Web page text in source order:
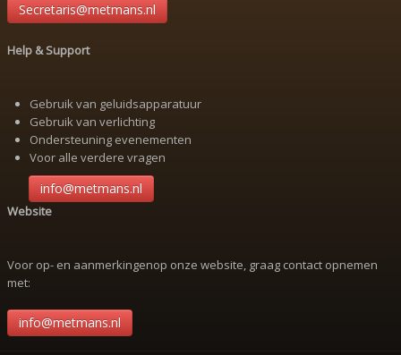
Secretaris@metmans.nl
Help & Support
Gebruik van geluidsapparatuur
Gebruik van verlichting
Ondersteuning evenementen
Voor alle verdere vragen
info@metmans.nl
Website
Voor op- en aanmerkingenop onze website, graag contact opnemen
met:
info@metmans.nl